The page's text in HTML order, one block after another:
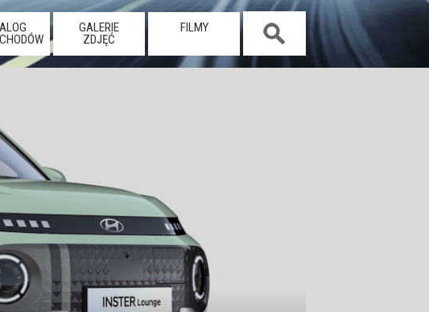
GALERIE
ZDJĘĆ
FILMY